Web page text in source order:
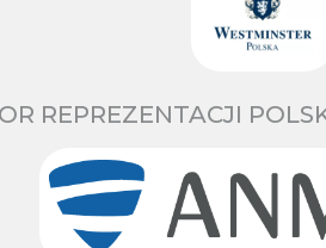
REPREZENTACJI